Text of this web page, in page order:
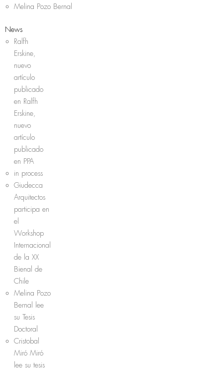
Melina Pozo Bernal
News
Ralfh
Erskine,
nuevo
artículo
publicado
en Ralfh
Erskine,
nuevo
artículo
publicado
en PPA
in process
Giudecca
Arquitectos
participa en
el
Workshop
Internacional
de la XX
Bienal de
Chile
Melina Pozo
Bernal lee
su Tesis
Doctoral
Cristobal
Miró Miró
lee su tesis